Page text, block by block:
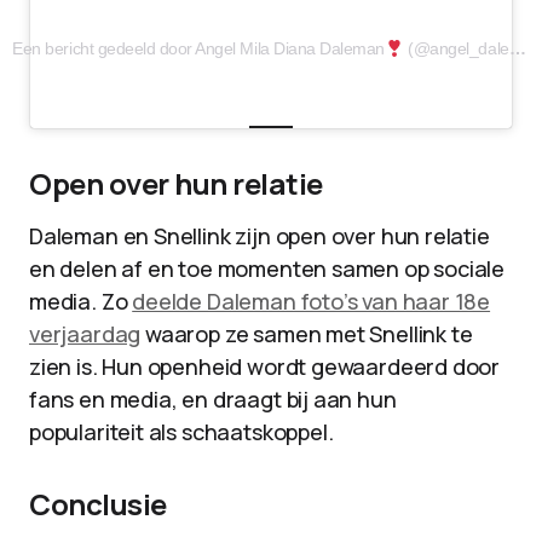
Een bericht gedeeld door Angel Mila Diana Daleman (@angel_daleman)
Open over hun relatie
Daleman en Snellink zijn open over hun relatie
en delen af en toe momenten samen op sociale
media. Zodeelde Daleman foto’s van haar 18e
verjaardag waarop ze samen met Snellink te
zien is. Hun openheid wordt gewaardeerd door
fans en media, en draagt bij aan hun
populariteit als schaatskoppel.
Conclusie